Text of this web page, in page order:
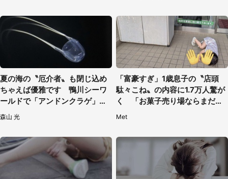
夏の海の〝厄介者〟も閉じ込め
ちゃえば優雅です 鴨川シーワ
ールドで「アンドンクラゲ」期
間限定展示【7／29～】
森山 光
「富豪すぎ」1歳息子の〝店頭
駄々こね〟の内容に1.7万人驚が
く 「お菓子売り場ならまだし
Met